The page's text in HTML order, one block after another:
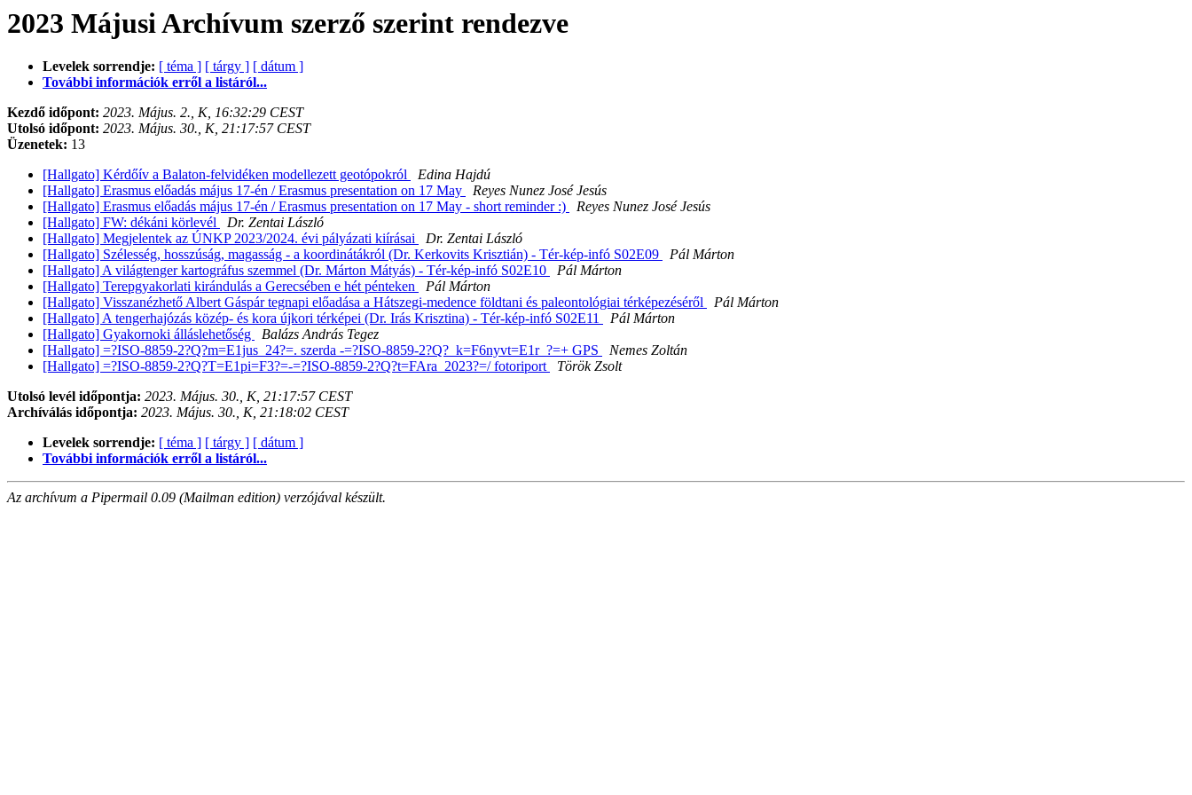
2023 Májusi Archívum szerző szerint rendezve
Levelek sorrendje: [ téma ] [ tárgy ] [ dátum ]
További információk erről a listáról...
Kezdő időpont: 2023. Május. 2., K, 16:32:29 CEST
Utolsó időpont: 2023. Május. 30., K, 21:17:57 CEST
Üzenetek: 13
[Hallgato] Kérdőív a Balaton-felvidéken modellezett geotópokról
Edina Hajdú
[Hallgato] Erasmus előadás május 17-én / Erasmus presentation on 17 May
Reyes Nunez José Jesús
[Hallgato] Erasmus előadás május 17-én / Erasmus presentation on 17 May - short reminder :)
Reyes Nunez José Jesús
[Hallgato] FW: dékáni körlevél
Dr. Zentai László
[Hallgato] Megjelentek az ÚNKP 2023/2024. évi pályázati kiírásai
Dr. Zentai László
[Hallgato] Szélesség, hosszúság, magasság - a koordinátákról (Dr. Kerkovits Krisztián) - Tér-kép-infó S02E09
Pál Márton
[Hallgato] A világtenger kartográfus szemmel (Dr. Márton Mátyás) - Tér-kép-infó S02E10
Pál Márton
[Hallgato] Terepgyakorlati kirándulás a Gerecsében e hét pénteken
Pál Márton
[Hallgato] Visszanézhető Albert Gáspár tegnapi előadása a Hátszegi-medence földtani és paleontológiai térképezéséről
Pál Márton
[Hallgato] A tengerhajózás közép- és kora újkori térképei (Dr. Irás Krisztina) - Tér-kép-infó S02E11
Pál Márton
[Hallgato] Gyakornoki álláslehetőség
Balázs András Tegez
[Hallgato] =?ISO-8859-2?Q?m=E1jus_24?=. szerda -=?ISO-8859-2?Q?_k=F6nyvt=E1r_?=+ GPS
Nemes Zoltán
[Hallgato] =?ISO-8859-2?Q?T=E1pi=F3?=-=?ISO-8859-2?Q?t=FAra_2023?=/ fotoriport
Török Zsolt
Utolsó levél időpontja: 2023. Május. 30., K, 21:17:57 CEST
Archíválás időpontja: 2023. Május. 30., K, 21:18:02 CEST
Levelek sorrendje: [ téma ] [ tárgy ] [ dátum ]
További információk erről a listáról...
Az archívum a Pipermail 0.09 (Mailman edition) verzójával készült.